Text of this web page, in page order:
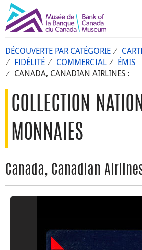
DÉCOUVERTE PAR CATÉGORIE
FIDÉLITÉ
COMMERCIAL
ÉMIS
CANADA, CANADIAN AIRLINES :
COLLECTION
MONNAIES
Canada, Canadian